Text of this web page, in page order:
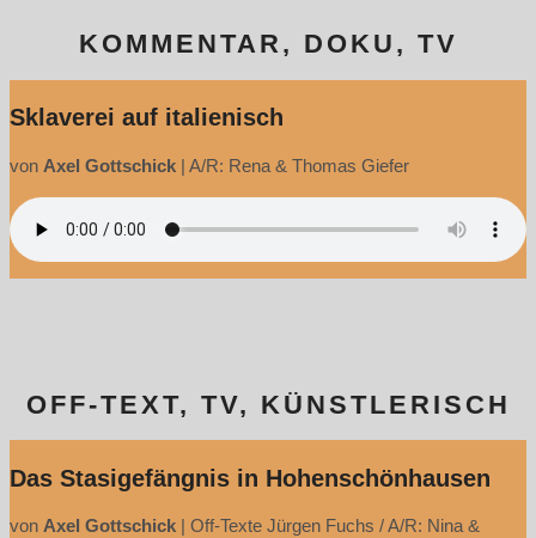
KOMMENTAR, DOKU, TV
Sklaverei auf italienisch
von Axel Gottschick | A/R: Rena & Thomas Giefer
OFF-TEXT, TV, KÜNSTLERISCH
Das Stasigefängnis in Hohenschönhausen
von Axel Gottschick | Off-Texte Jürgen Fuchs / A/R: Nina &